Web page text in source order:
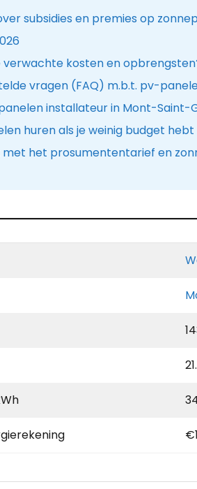
subsidies en premies op
verwachte kosten en
vragen (FAQ) m.b.t. pv-
installateur in Mont-Saint-
huren als je weinig budget hebt
met het prosumententarief en